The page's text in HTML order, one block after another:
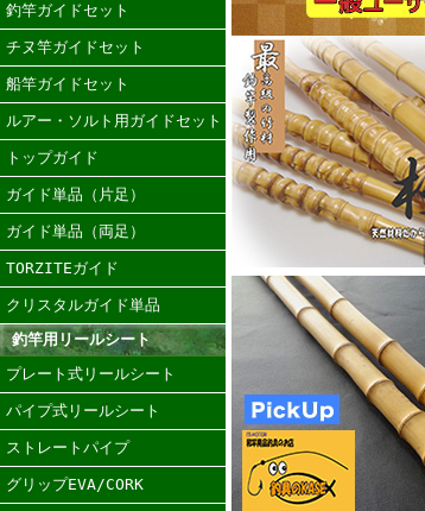
釣竿ガイドセット
チヌ竿ガイドセット
船竿ガイドセット
ルアー・ソルト用ガイドセット
トップガイド
ガイド単品（片足）
ガイド単品（両足）
TORZITEガイド
クリスタルガイド単品
釣竿用リールシート
プレート式リールシート
パイプ式リールシート
ストレートパイプ
グリップEVA/CORK